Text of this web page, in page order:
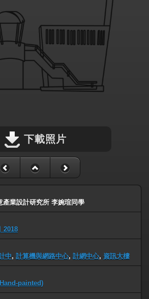
下載照片
產業設計研究所 李婉瑄同學
2018
中, 計算機與網路中心, 計網中心, 資訊大樓
painted)